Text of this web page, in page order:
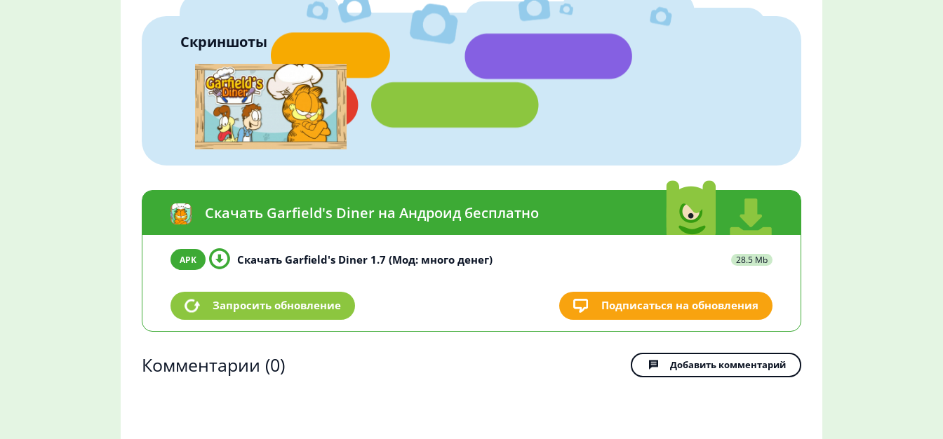
Скриншоты
Скачать Garfield's Diner на Андроид бесплатно
Скачать Garfield's Diner 1.7 (Мод: много денег) 28.5 Mb
Запросить обновление Подписаться на обновления
Комментарии (0) Добавить комментарий